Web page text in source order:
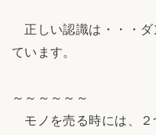
正しい認識は・・・ダ
ています。
～～～～～～
モノを売る時には、２